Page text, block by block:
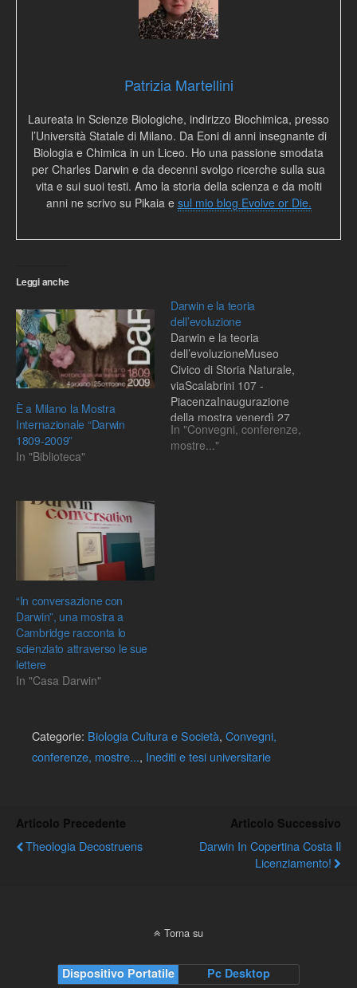
Patrizia Martellini
Laureata in Scienze Biologiche, indirizzo Biochimica, presso
l’Università Statale di Milano. Da Eoni di anni insegnante di
Biologia e Chimica in un Liceo. Ho una passione smodata
per Charles Darwin e da decenni svolgo ricerche sulla sua
vita e sui suoi testi. Amo la storia della scienza e da molti
anni ne scrivo su Pikaia e sul mio blog Evolve or Die.
Leggi anche
È a Milano la Mostra
Internazionale “Darwin
1809-2009”
In "Biblioteca"
Darwin e la teoria
dell’evoluzione
Darwin e la teoria
dell’evoluzioneMuseo
Civico di Storia Naturale,
viaScalabrini 107 -
PiacenzaInaugurazione
della mostra venerdì 27
novembre, ore 17.00In
occasione del 150°
In "Convegni, conferenze,
mostre..."
“In conversazione con
Darwin”, una mostra a
Cambridge racconta lo
scienziato attraverso le sue
lettere
In "Casa Darwin"
Categorie: Biologia Cultura e Società, Convegni,
conferenze, mostre..., Inediti e tesi universitarie
Articolo Precedente
Theologia Decostruens
Articolo Successivo
Darwin In Copertina Costa Il
Licenziamento!
Torna su
Dispositivo Portatile Pc Desktop